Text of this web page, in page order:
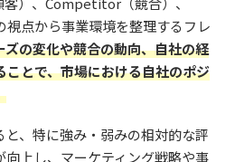
点から事業環境を整理するフレ
ズの変化や競合の動向、自社の経
とで、市場における自社のポジ
、特に強み・弱みの相対的な評
上し、マーケティング戦略や事